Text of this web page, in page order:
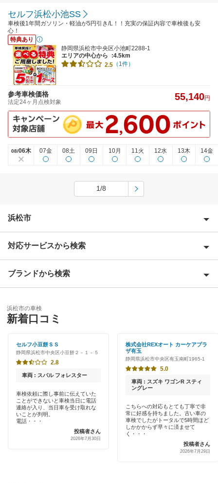
セルフ浜松小池SS
車検後1年間ガソリン・軽油が5円引き/L！！充実の保証内容で車検後も安
心！
特典あり
静岡県浜松市中央区小池町2288-1
エリアの中心から
:4.5km
2.5 （1件）
参考車検価格
法定24ヶ月点検対象 55,140円
08/06木 07金 08土 09日 10月 11火 12水 13木 14金
1/8
浜松市
浜松市中央区
浜松市天竜区
対応サービスから検索
Award 受賞店
特典あり
クレジットカードOK
土日祝OK
代車あり
引取り・納車あり
ブランドから検索
「車検の速太郎」
アップル車検
JOYCAL（ジョイカル）
コスモの車検
車検のコバック
出光興産「らくらく安心車検」
浜松市の車検
新着口コミ
セルフ小豆餅ＳＳ
静岡県浜松市中央区小豆餅２－１－５
2.8
車両 : スバル フォレスター
車検依頼に際し事前に伝えていた
ことができないと車検当日に電話
連絡が入り、当日車を受け取れな
いことが判明。
電話・・・
投稿者さん
2026年7月30日
株式会社REXオート カーケアプラ
ザ有玉
静岡県浜松市中央区有玉南町1965-1
5.0
車両 : スズキ ワゴンR スティ
ングレー
こちらへの対応もとても丁寧で非
常に好感を持ちました。古い車の
車検でしたがトータルで5時間ほど
しかかからず早々に済ませて
く・・・
投稿者さん
2026年7月29日